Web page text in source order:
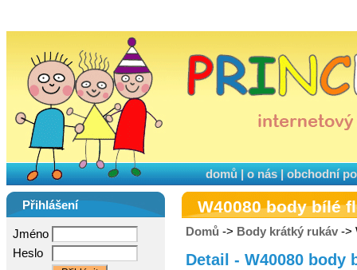
domů|o nás|obchodní
Přihlášení
Jméno
Heslo
W40080 body bílé
Domů -> Body krátký rukáv ->
Detail - W40080 body